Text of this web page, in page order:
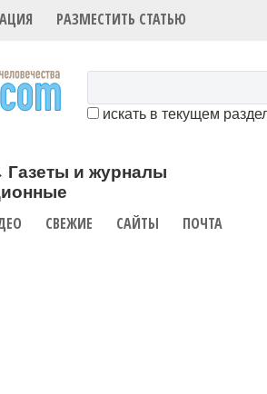
РАЗМЕСТИТЬ СТАТЬЮ
искать в текущем
Газеты и журналы
СВЕЖИЕ САЙТЫ ПОЧТА